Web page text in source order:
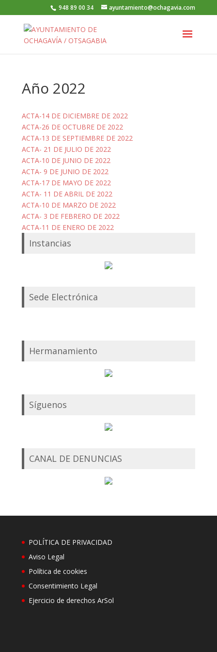
948 89 00 34 ayuntamiento@ochagavia.com
Año 2022
ACTA-14 DE DICIEMBRE DE 2022
ACTA-26 DE OCTUBRE DE 2022
ACTA-13 DE SEPTIEMBRE DE 2022
ACTA- 21 DE JULIO DE 2022
ACTA-10 DE JUNIO DE 2022
ACTA- 9 DE JUNIO DE 2022
ACTA-17 DE MAYO DE 2022
ACTA- 11 DE ABRIL DE 2022
ACTA-10 DE MARZO DE 2022
ACTA- 3 DE FEBRERO DE 2022
ACTA-11 DE ENERO DE 2022
Instancias
Sede Electrónica
Hermanamiento
Síguenos
CANAL DE DENUNCIAS
POLÍTICA DE PRIVACIDAD
Aviso Legal
Política de cookies
Consentimiento Legal
Ejercicio de derechos ArSol